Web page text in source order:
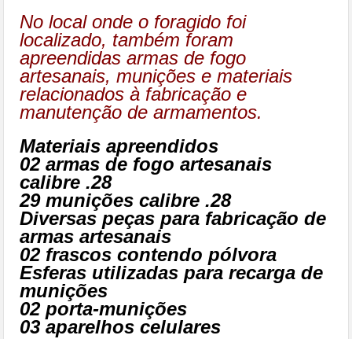
No local onde o foragido foi
localizado, também foram
apreendidas armas de fogo
artesanais, munições e materiais
relacionados à fabricação e
manutenção de armamentos.
Materiais apreendidos
02 armas de fogo artesanais
calibre .28
29 munições calibre .28
Diversas peças para fabricação de
armas artesanais
02 frascos contendo pólvora
Esferas utilizadas para recarga de
munições
02 porta-munições
03 aparelhos celulares